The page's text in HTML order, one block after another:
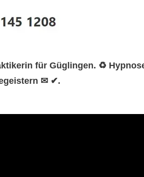
für Güglingen. ♻
✉ ✔.